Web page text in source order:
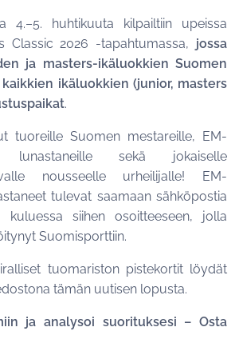
4.–5. huhtikuuta kilpailtiin upeissa
Classic 2026 -tapahtumassa, jossa
ja masters-ikäluokkien Suomen
ikäluokkien (junior, masters
.
tuoreille Suomen mestareille, EM-
lunastaneille sekä jokaiselle
nousseelle urheilijalle! EM-
tulevat saamaan sähköpostia
siihen osoitteeseen, jolla
Suomisporttiin.
tuomariston pistekortit löydät
tämän uutisen lopusta.
ja analysoi suorituksesi – Osta